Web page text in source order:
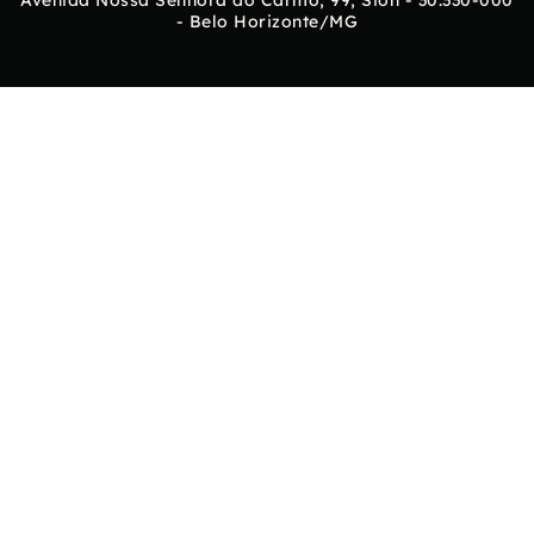
- Belo Horizonte/MG